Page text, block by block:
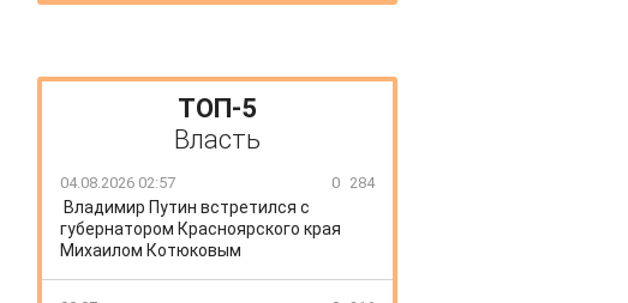
ТОП-5
Власть
04.08.2026 02:57 0 284
Владимир Путин встретился с
губернатором Красноярского края
Михаилом Котюковым